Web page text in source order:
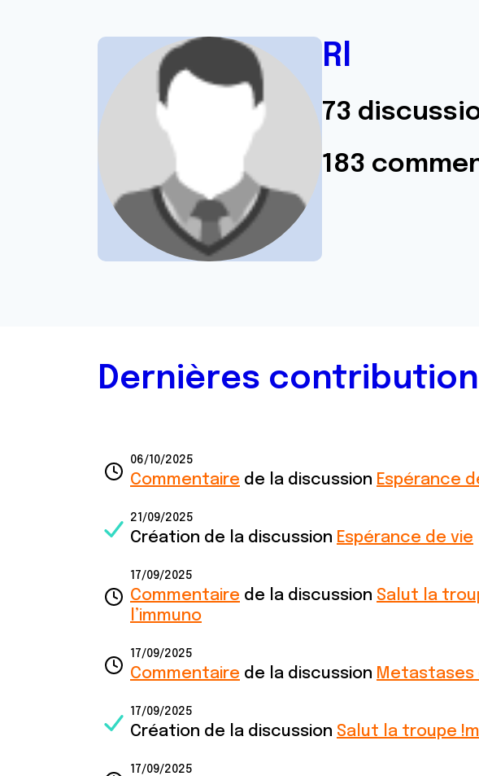
Rl
73
183
Dernières
06/10/2025
Commentaire de la discussion Espérance
21/09/2025
Création de la discussion Espérance de vie
17/09/2025
Commentaire de la discussion Salut la
l’immuno
17/09/2025
Commentaire de la discussion Metastases
17/09/2025
Création de la discussion Salut la troupe
17/09/2025